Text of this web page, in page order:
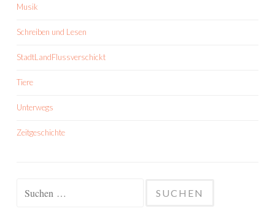
Musik
Schreiben und Lesen
StadtLandFlussverschickt
Tiere
Unterwegs
Zeitgeschichte